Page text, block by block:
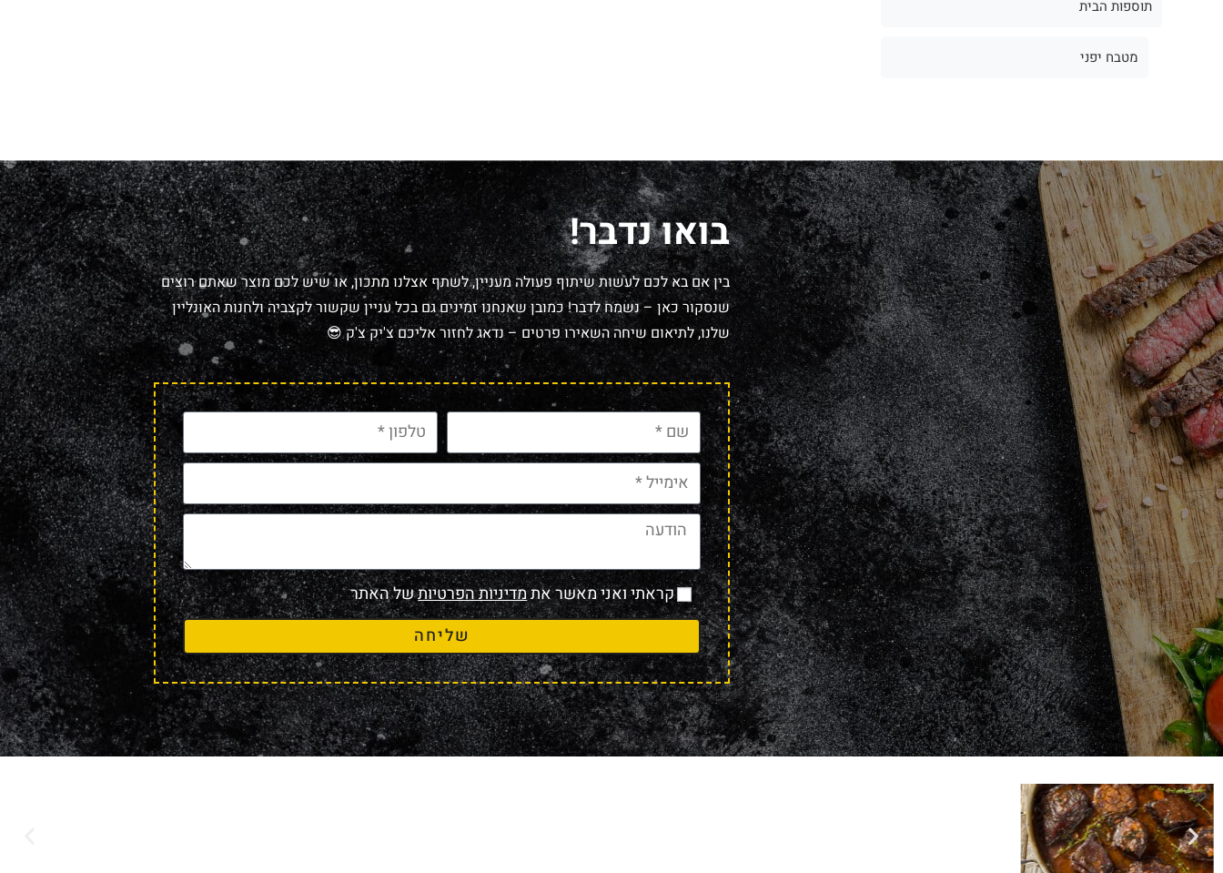
תוספות הבית
מטבח יפני
בואו נדבר!
בין אם בא לכם לעשות שיתוף פעולה מעניין, לשתף אצלנו מתכון, או שיש לכם מוצר שאתם רוצים
שנסקור כאן – נשמח לדבר! כמובן שאנחנו זמינים גם בכל עניין שקשור לקצביה ולחנות האונליין
שלנו, לתיאום שיחה השאירו פרטים – נדאג לחזור אליכם צ'יק צ'ק 😎
קראתי ואני מאשר אתמדיניות הפרטיותשל האתר
שליחה